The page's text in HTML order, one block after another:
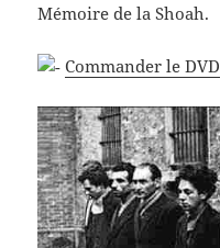
Mémoire de la Shoah.
Commander le DVD